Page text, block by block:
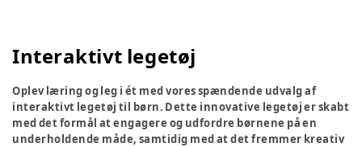
Interaktivt legetøj
Oplev læring og leg i ét med vores spændende udvalg af
interaktivt legetøj til børn. Dette innovative legetøj er skabt
med det formål at engagere og udfordre børnene på en
underholdende måde, samtidig med at det fremmer kreativ